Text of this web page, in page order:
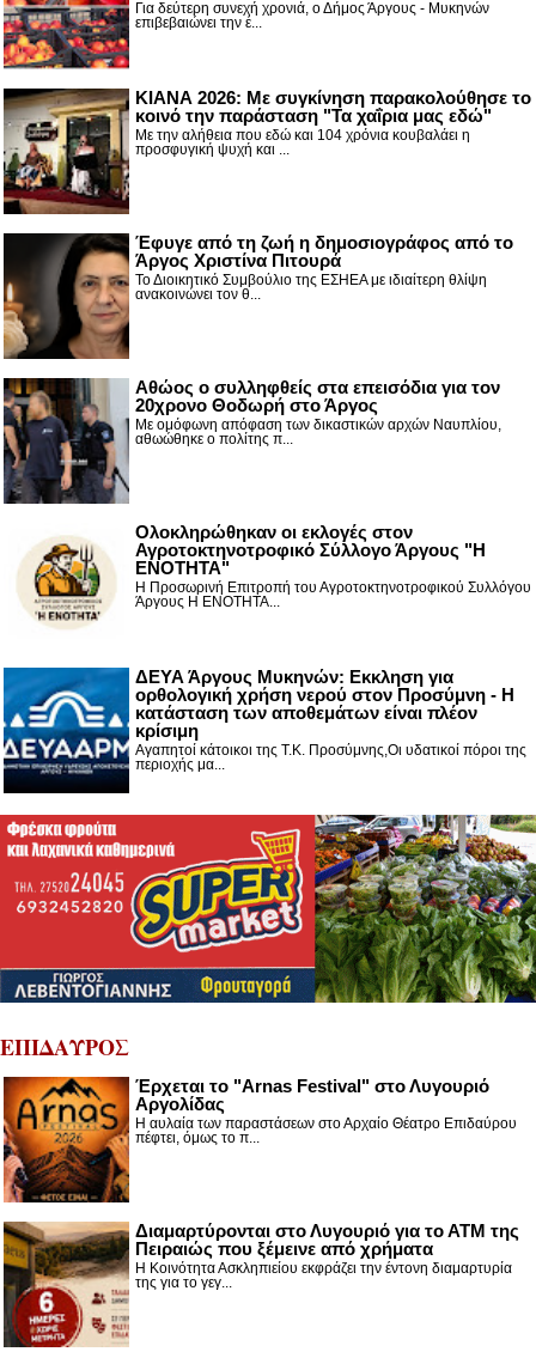
Για δεύτερη συνεχή χρονιά, ο Δήμος Άργους - Μυκηνών
επιβεβαιώνει την έ...
ΚΙΑΝΑ 2026: Με συγκίνηση παρακολούθησε το
κοινό την παράσταση "Τα χαΐρια μας εδώ"
Με την αλήθεια που εδώ και 104 χρόνια κουβαλάει η
προσφυγική ψυχή και ...
Έφυγε από τη ζωή η δημοσιογράφος από το
Άργος Χριστίνα Πιτουρά
Το Διοικητικό Συμβούλιο της ΕΣΗΕΑ με ιδιαίτερη θλίψη
ανακοινώνει τον θ...
Αθώος ο συλληφθείς στα επεισόδια για τον
20χρονο Θοδωρή στο Άργος
Με ομόφωνη απόφαση των δικαστικών αρχών Ναυπλίου,
αθωώθηκε ο πολίτης π...
Ολοκληρώθηκαν οι εκλογές στον
Αγροτοκτηνοτροφικό Σύλλογο Άργους "Η
ΕΝΟΤΗΤΑ"
Η Προσωρινή Επιτροπή του Αγροτοκτηνοτροφικού Συλλόγου
Άργους Η ΕΝΟΤΗΤΑ...
ΔΕΥΑ Άργους Μυκηνών: Εκκληση για
ορθολογική χρήση νερού στον Προσύμνη - Η
κατάσταση των αποθεμάτων είναι πλέον
κρίσιμη
Αγαπητοί κάτοικοι της Τ.Κ. Προσύμνης,Οι υδατικοί πόροι της
περιοχής μα...
ΕΠΙΔΑΥΡΟΣ
Έρχεται το "Arnas Festival" στο Λυγουριό
Αργολίδας
Η αυλαία των παραστάσεων στο Αρχαίο Θέατρο Επιδαύρου
πέφτει, όμως το π...
Διαμαρτύρονται στο Λυγουριό για το ΑΤΜ της
Πειραιώς που ξέμεινε από χρήματα
Η Κοινότητα Ασκληπιείου εκφράζει την έντονη διαμαρτυρία
της για το γεγ...